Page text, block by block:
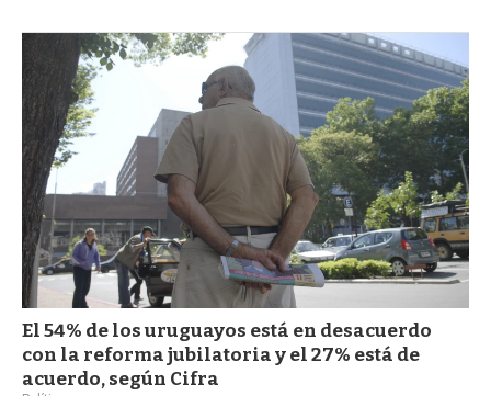
El 54% de los uruguayos está en desacuerdo
con la reforma jubilatoria y el 27% está de
acuerdo, según Cifra